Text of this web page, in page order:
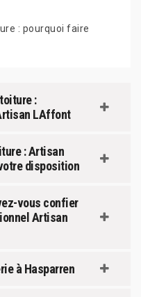
: pourquoi faire
:
LAffont
: Artisan
disposition
vous confier
Artisan
à Hasparren